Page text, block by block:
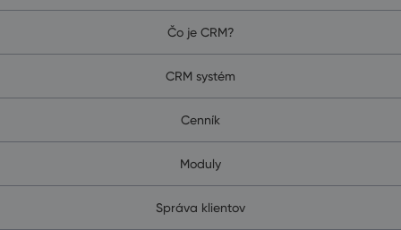
Čo je CRM?
CRM systém
Cenník
Moduly
Správa klientov